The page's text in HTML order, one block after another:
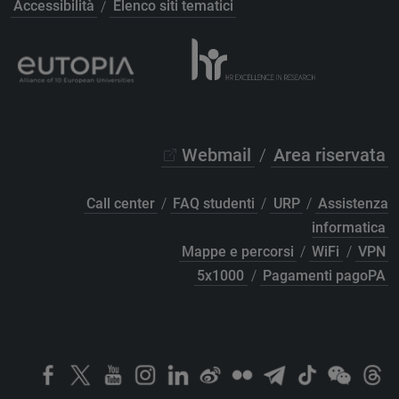
Accessibilità / Elenco siti tematici
Webmail / Area riservata
Call center / FAQ studenti / URP / Assistenza
informatica
Mappe e percorsi / WiFi / VPN
5x1000 / Pagamenti pagoPA